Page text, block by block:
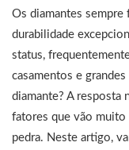
Os diamantes sempre
durabilidade
status,
casamentos e
diamante? A resposta
fatores que vão muito
pedra. Neste artigo,